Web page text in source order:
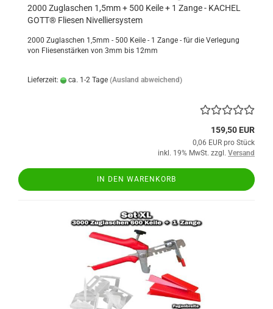
2000 Zuglaschen 1,5mm + 500 Keile + 1 Zange - KACHEL
GOTT® Fliesen Nivelliersystem
2000 Zuglaschen 1,5mm - 500 Keile - 1 Zange - für die Verlegung
von Fliesenstärken von 3mm bis 12mm
Lieferzeit: ca. 1-2 Tage (Ausland abweichend)
159,50 EUR
0,06 EUR pro Stück
inkl. 19% MwSt. zzgl. Versand
IN DEN WARENKORB